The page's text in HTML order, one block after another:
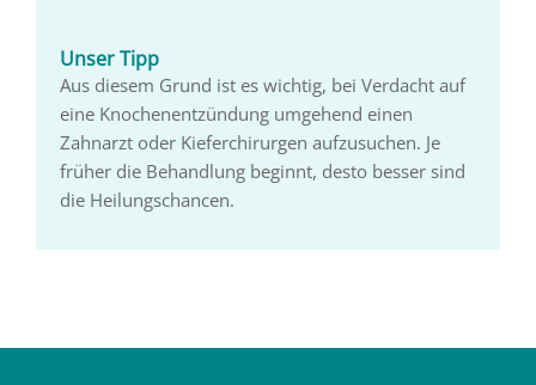
Unser Tipp
Aus diesem Grund ist es wichtig, bei Verdacht auf
eine Knochenentzündung umgehend einen
Zahnarzt oder Kieferchirurgen aufzusuchen. Je
früher die Behandlung beginnt, desto besser sind
die Heilungschancen.